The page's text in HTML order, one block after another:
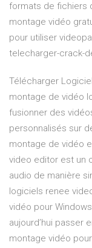
formats de fichiers
montage vidéo
pour utiliser
telecharger-crack-
Télécharger
montage de vidéo
fusionner des
personnalisés sur
montage de vidéo
video editor est un
audio de manière
logiciels renee
vidéo pour
aujourd’hui passer
montage vidéo